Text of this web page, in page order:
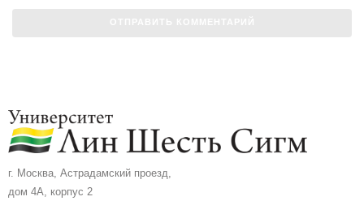
г. Москва, Астрадамский проезд,
дом 4А, корпус 2